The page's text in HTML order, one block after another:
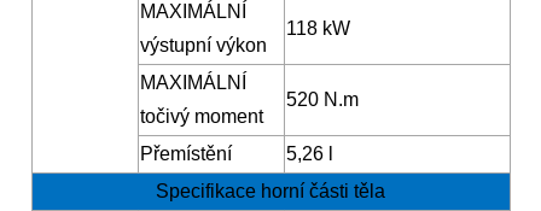
MAXIMÁLNÍ
výstupní výkon
118 kW
MAXIMÁLNÍ
točivý moment
520 N.m
Přemístění
5,26 l
Specifikace horní části těla